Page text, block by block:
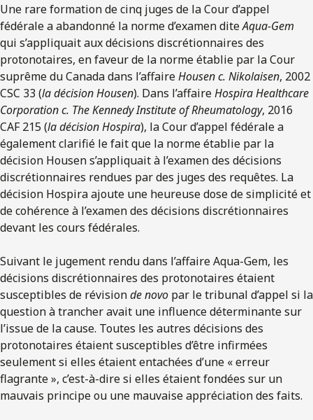
Une rare formation de cinq juges de la Cour d’appel
fédérale a abandonné la norme d’examen diteAqua-Gem
qui s’appliquait aux décisions discrétionnaires des
protonotaires, en faveur de la norme établie par la Cour
suprême du Canada dans l’affaireHousenc. Nikolaisen, 2002
CSC 33 (la décision Housen). Dans l’affaireHospira Healthcare
Corporation c. The Kennedy Institute of Rheumatology, 2016
CAF 215 (la décision Hospira), la Cour d’appel fédérale a
également clarifié le fait que la norme établie par la
décision Housen s’appliquait à l’examen des décisions
discrétionnaires rendues par des juges des requêtes. La
décision Hospira ajoute une heureuse dose de simplicité et
de cohérence à l’examen des décisions discrétionnaires
devant les cours fédérales.
Suivant le jugement rendu dans l’affaire Aqua-Gem, les
décisions discrétionnaires des protonotaires étaient
susceptibles de révisionde novo par le tribunal d’appel si la
question à trancher avait une influence déterminante sur
l’issue de la cause. Toutes les autres décisions des
protonotaires étaient susceptibles d’être infirmées
seulement si elles étaient entachées d’une « erreur
flagrante », c’est-à-dire si elles étaient fondées sur un
mauvais principe ou une mauvaise appréciation des faits.